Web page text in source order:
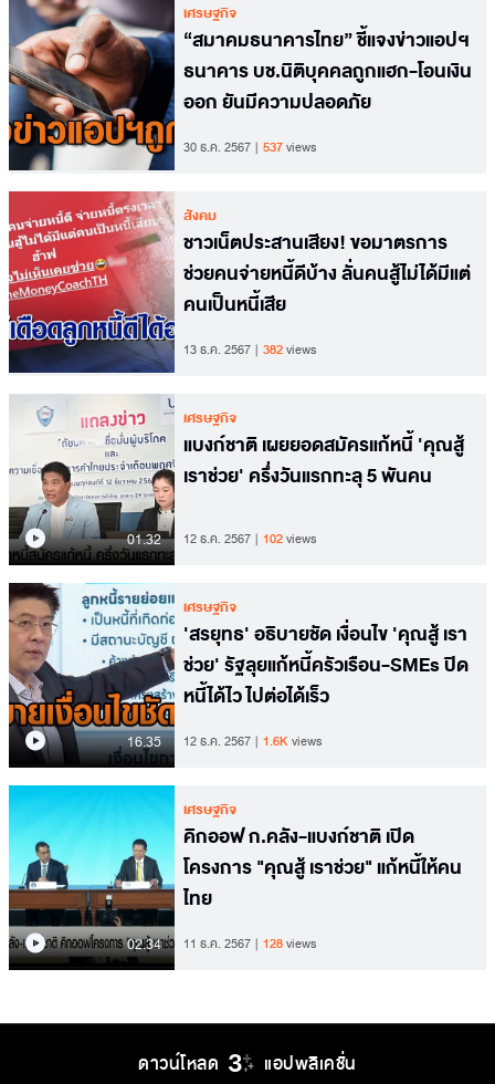
เศรษฐกิจ
“สมาคมธนาคารไทย” ชี้แจงข่าวแอปฯ
ธนาคาร บช.นิติบุคคลถูกแฮก-โอนเงิน
ออก ยันมีความปลอดภัย
30 ธ.ค. 2567 537views
สังคม
ชาวเน็ตประสานเสียง! ขอมาตรการ
ช่วยคนจ่ายหนี้ดีบ้าง ลั่นคนสู้ไม่ได้มีแต่
คนเป็นหนี้เสีย
13 ธ.ค. 2567 382views
01.32
เศรษฐกิจ
แบงก์ชาติ เผยยอดสมัครแก้หนี้ 'คุณสู้
เราช่วย' ครึ่งวันแรกทะลุ 5 พันคน
12 ธ.ค. 2567 102views
16.35
เศรษฐกิจ
'สรยุทธ' อธิบายชัด เงื่อนไข 'คุณสู้ เรา
ช่วย' รัฐลุยแก้หนี้ครัวเรือน-SMEs ปิด
หนี้ได้ไว ไปต่อได้เร็ว
12 ธ.ค. 2567 1.6Kviews
02.34
เศรษฐกิจ
คิกออฟ ก.คลัง-แบงก์ชาติ เปิด
โครงการ "คุณสู้ เราช่วย" แก้หนี้ให้คน
ไทย
11 ธ.ค. 2567 128views
ดาวน์โหลด แอปพลิเคชั่น